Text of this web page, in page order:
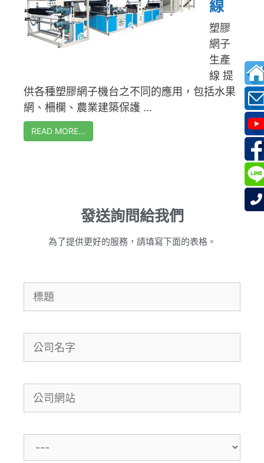
線
塑膠
網子
生產
線 提
供各種塑膠網子機台之不同的應用，包括水果
網、柵欄、農業建築保護 ...
READ MORE…
發送詢問給我們
為了提供更好的服務，請填寫下面的表格。